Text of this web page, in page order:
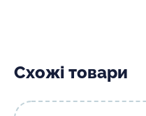
Схожі товари